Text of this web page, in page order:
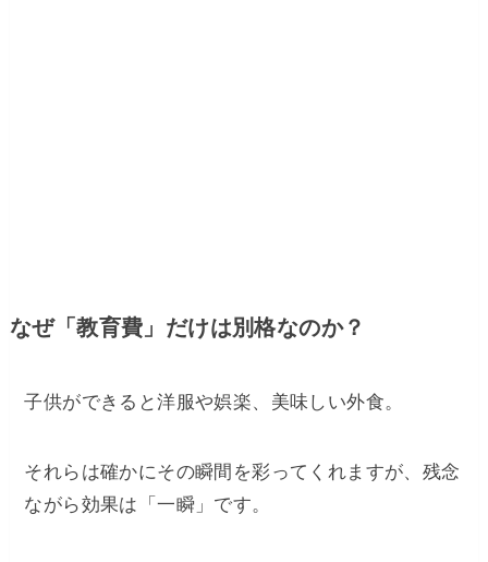
​なぜ「教育費」だけは別格なのか？​
子供ができると洋服や娯楽、美味しい外食。
それらは確かにその瞬間を彩ってくれますが、残念
ながら効果は「一瞬」です。